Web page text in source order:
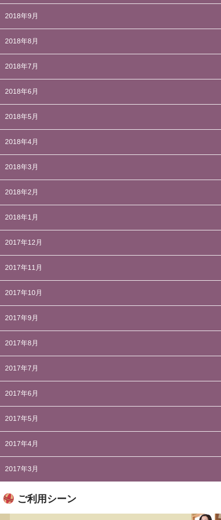
2018年9月
2018年8月
2018年7月
2018年6月
2018年5月
2018年4月
2018年3月
2018年2月
2018年1月
2017年12月
2017年11月
2017年10月
2017年9月
2017年8月
2017年7月
2017年6月
2017年5月
2017年4月
2017年3月
ご利用シーン